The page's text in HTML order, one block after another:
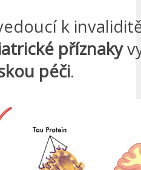
k
příznaky
péči.